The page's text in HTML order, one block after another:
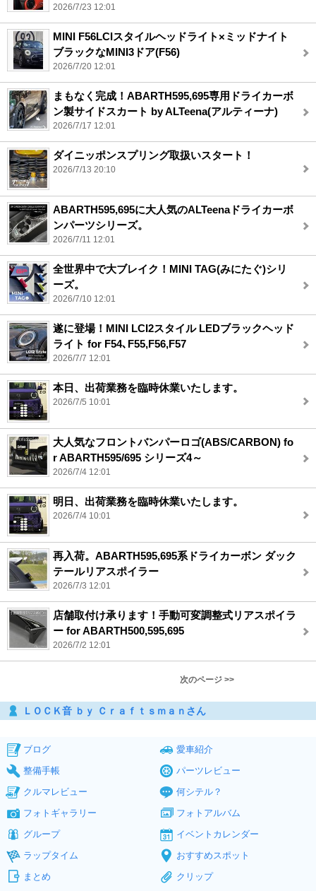
2026/7/23 12:01
MINI F56LCIスタイルヘッドライト×ミッドナイト
ブラックなMINI3ドア(F56)
2026/7/20 12:01
まもなく完成！ABARTH595,695専用ドライカーボ
ン製サイドスカート by ALTeena(アルティーナ)
2026/7/17 12:01
ダイニッポンスプリング取扱いスタート！
2026/7/13 20:10
ABARTH595,695に大人気のALTeenaドライカーボ
ンパーツシリーズ。
2026/7/11 12:01
全世界中で大ブレイク！MINI TAG(みにたぐ)シリ
ーズ。
2026/7/10 12:01
遂に登場！MINI LCI2スタイル LEDブラックヘッド
ライト for F54､F55,F56,F57
2026/7/7 12:01
本日、出荷業務を臨時休業いたします。
2026/7/5 10:01
大人気なフロントバンパーロゴ(ABS/CARBON) fo
r ABARTH595/695 シリーズ4～
2026/7/4 12:01
明日、出荷業務を臨時休業いたします。
2026/7/4 10:01
再入荷。ABARTH595,695系ドライカーボン ダック
テールリアスポイラー
2026/7/3 12:01
店舗取付け承ります！手動可変調整式リアスポイラ
ー for ABARTH500,595,695
2026/7/2 12:01
次のページ >>
ＬＯＣＫ音 ｂｙ Ｃｒａｆｔｓｍａｎさん
ブログ
愛車紹介
整備手帳
パーツレビュー
クルマレビュー
何シテル？
フォトギャラリー
フォトアルバム
グループ
イベントカレンダー
ラップタイム
おすすめスポット
まとめ
クリップ